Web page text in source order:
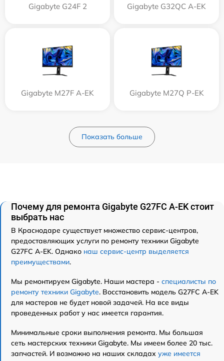
Gigabyte G24F 2 Gigabyte G32QC A-EK
Gigabyte M27F A-EK Gigabyte M27Q P-EK
Показать больше
Почему для ремонта Gigabyte G27FC A-EK стоит
выбрать нас
В Краснодаре существует множество сервис-центров,
предоставляющих услуги по ремонту техники Gigabyte
G27FC A-EK. Однако наш сервис-центр выделяется
преимуществами.
Мы ремонтируем Gigabyte. Наши мастера - специалисты по
ремонту техники Gigabyte. Восстановить модель G27FC A-EK
для мастеров не будет новой задачей. На все виды
проведенных работ у нас имеется гарантия.
Минимальные сроки выполнения ремонта. Мы большая
сеть мастерских техники Gigabyte. Мы имеем более 20 тыс.
запчастей. И возможно на наших складах уже имеется